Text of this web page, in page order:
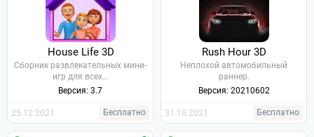
House Life 3D
Сборник развлекательных мини-
игр для всех…
Версия: 3.7
25.12.2021 Бесплатно
Rush Hour 3D
Неплохой автомобильный
раннер.
Версия: 20210602
31.10.2021 Бесплатно